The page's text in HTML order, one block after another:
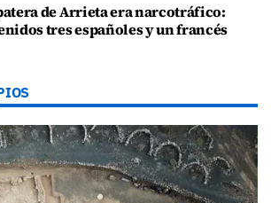
de Arrieta era narcotráfico:
tres españoles y un francés